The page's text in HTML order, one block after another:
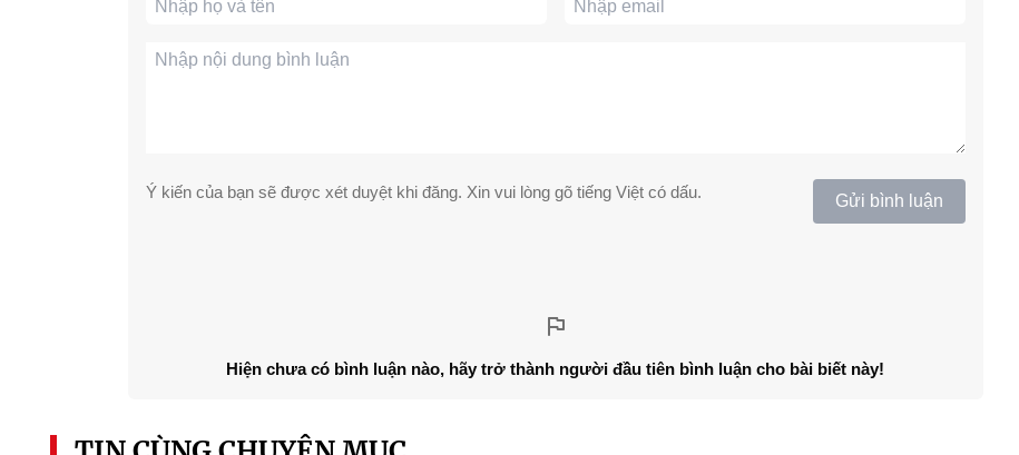
Ý kiến của bạn sẽ được xét duyệt khi đăng. Xin vui lòng gõ tiếng Việt có dấu. Gửi bình luận
Hiện chưa có bình luận nào, hãy trở thành người đầu tiên bình luận cho bài biết này!